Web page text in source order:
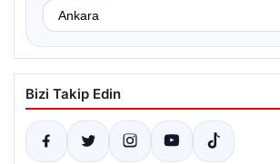
Bizi Takip Edin